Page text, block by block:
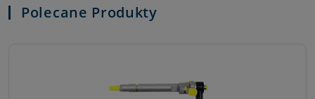
Polecane Produkty